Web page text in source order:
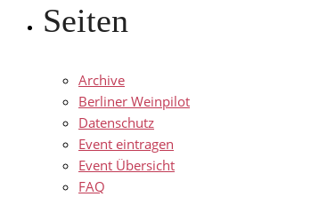
Seiten
Archive
Berliner Weinpilot
Datenschutz
Event eintragen
Event Übersicht
FAQ